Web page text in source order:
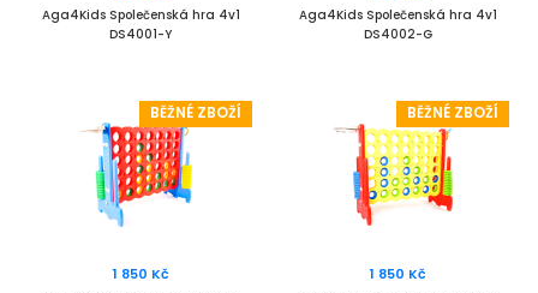
Aga4Kids Společenská hra 4v1
DS4001-Y
Aga4Kids Společenská hra 4v1
DS4002-G
BĚŽNÉ ZBOŽÍ
1 850 Kč
BĚŽNÉ ZBOŽÍ
1 850 Kč